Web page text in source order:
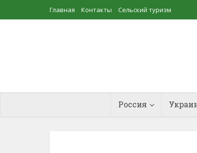
Главная Контакты Сельский туризм
Россия